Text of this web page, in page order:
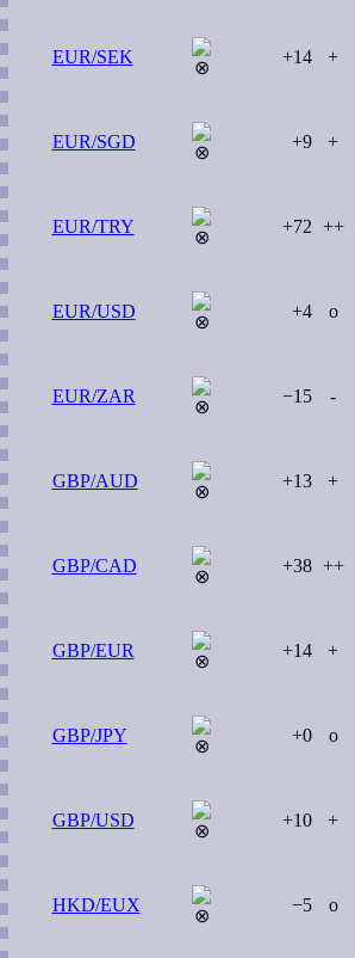
EUR/SEK +14 +
EUR/SGD +9 +
EUR/TRY +72 ++
EUR/USD +4 o
EUR/ZAR −15 -
GBP/AUD +13 +
GBP/CAD +38 ++
GBP/EUR +14 +
GBP/JPY +0 o
GBP/USD +10 +
HKD/EUX −5 o